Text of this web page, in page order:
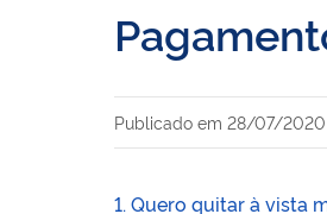
Publicado em 28/07/2020
1. Quero quitar à vista